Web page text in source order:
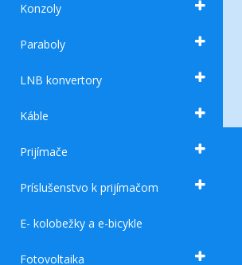
Konzoly
Paraboly
LNB konvertory
Káble
Prijímače
Príslušenstvo k prijímačom
E- kolobežky a e-bicykle
Fotovoltaika